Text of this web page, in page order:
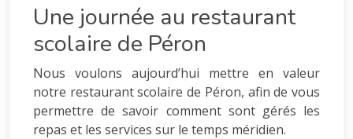
Une journée au restaurant
scolaire de Péron
Nous voulons aujourd’hui mettre en valeur
notre restaurant scolaire de Péron, afin de vous
permettre de savoir comment sont gérés les
repas et les services sur le temps méridien.